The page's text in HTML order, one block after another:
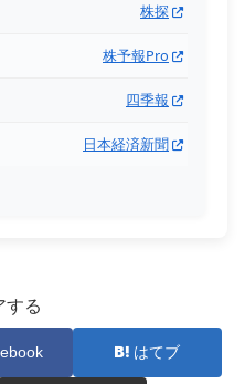
株探
株予報Pro
四季報
日本経済新聞
する
はてブ